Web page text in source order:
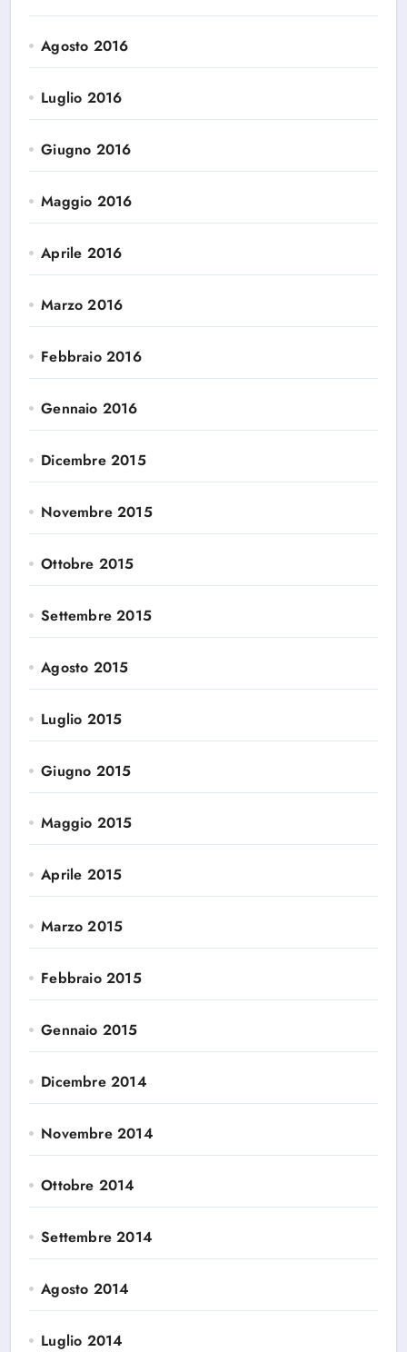
Agosto 2016
Luglio 2016
Giugno 2016
Maggio 2016
Aprile 2016
Marzo 2016
Febbraio 2016
Gennaio 2016
Dicembre 2015
Novembre 2015
Ottobre 2015
Settembre 2015
Agosto 2015
Luglio 2015
Giugno 2015
Maggio 2015
Aprile 2015
Marzo 2015
Febbraio 2015
Gennaio 2015
Dicembre 2014
Novembre 2014
Ottobre 2014
Settembre 2014
Agosto 2014
Luglio 2014